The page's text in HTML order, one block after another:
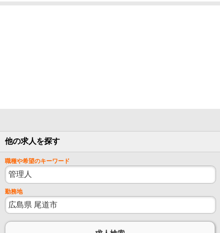
他の求人を探す
職種や希望のキーワード
勤務地